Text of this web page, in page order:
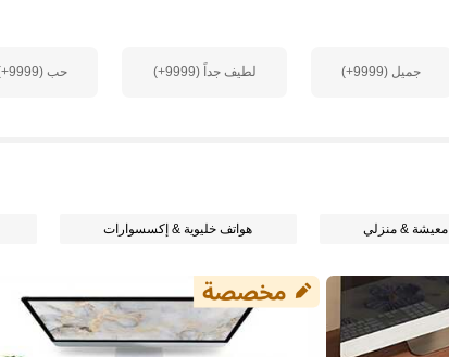
جميل (9999+) لطيف جداً (9999+) حب (9999+)
معيشة & منزلي هواتف خليوية & إكسسوارات